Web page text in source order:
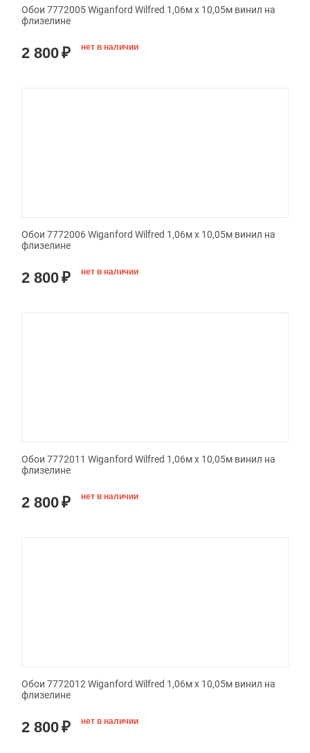
Обои 7772005 Wiganford Wilfred 1,06м х 10,05м винил на
флизелине
2 800₽ нет в наличии
Обои 7772006 Wiganford Wilfred 1,06м х 10,05м винил на
флизелине
2 800₽ нет в наличии
Обои 7772011 Wiganford Wilfred 1,06м х 10,05м винил на
флизелине
2 800₽ нет в наличии
Обои 7772012 Wiganford Wilfred 1,06м х 10,05м винил на
флизелине
2 800₽ нет в наличии